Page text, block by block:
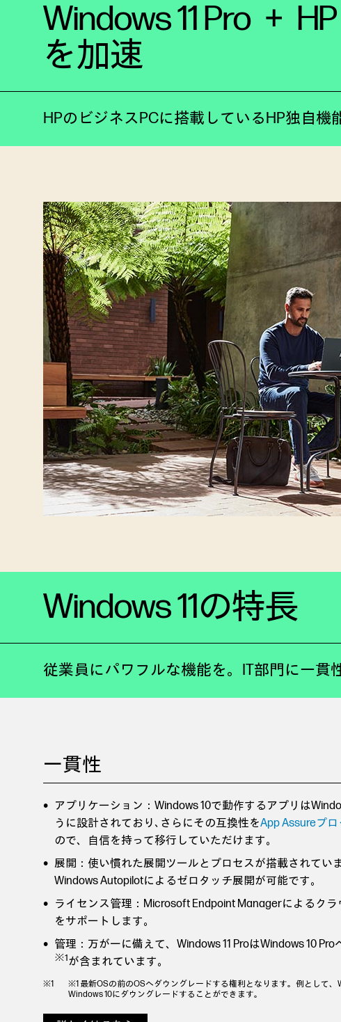
Windows 11 Pro ＋
を加速
HPのビジネスPCに搭載しているHP独自機
Windows 11の特長
従業員にパワフルな機能を。IT部門に一貫
一貫性
アプリケーション：Windows 10で動作するアプリは
うに設計されており､さらにその互換性をApp Assureプ
ので、自信を持って移行していただけます。
展開：使い慣れた展開ツールとプロセスが搭載されてい
Windows Autopilotによるゼロタッチ展開が可能です。
ライセンス管理：Microsoft Endpoint Managerによるク
をサポートします。
管理：万が一に備えて、Windows 11 ProはWindows 10
※1が含まれています。
※1 最新OSの前のOSへダウングレードする権利となります。例として、
Windows 10にダウングレードすることができます。